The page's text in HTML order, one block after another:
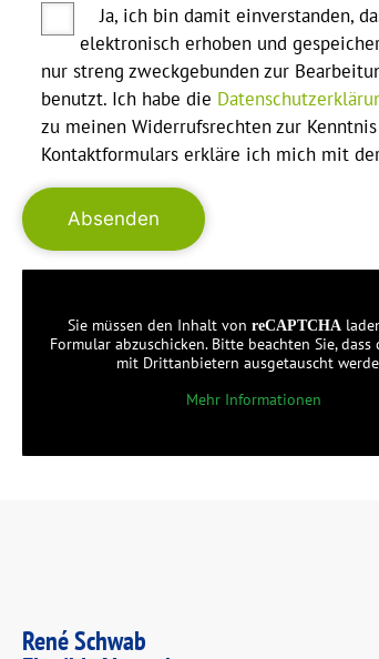
Ja, ich bin damit einverstanden,
elektronisch erhoben und
nur streng zweckgebunden zur
benutzt. Ich habe die
zu meinen Widerrufsrechten zur
Kontaktformulars erkläre ich mich mit
Sie müssen den Inhalt vonreCAPTCHA
Formular abzuschicken. Bitte beachten Sie, dass
mit Drittanbietern ausgetauscht
Mehr Informationen
René Schwab